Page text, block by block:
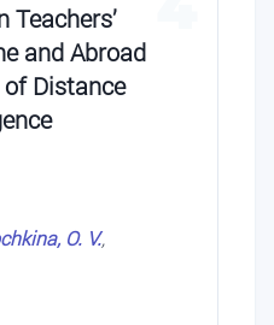
Teachers’
and Abroad
Distance
O. V.,